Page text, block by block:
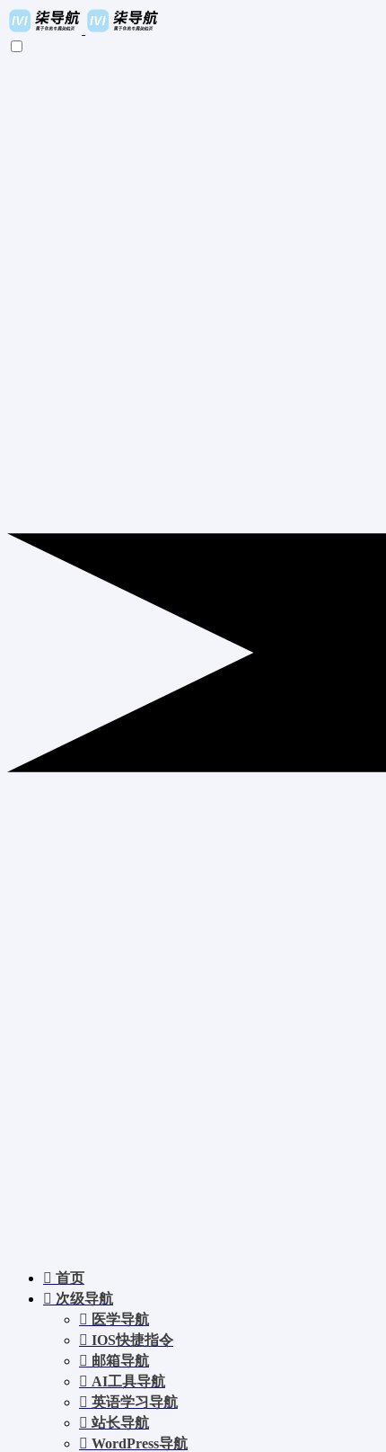
首页
次级导航
医学导航
IOS快捷指令
邮箱导航
AI工具导航
英语学习导航
站长导航
WordPress导航